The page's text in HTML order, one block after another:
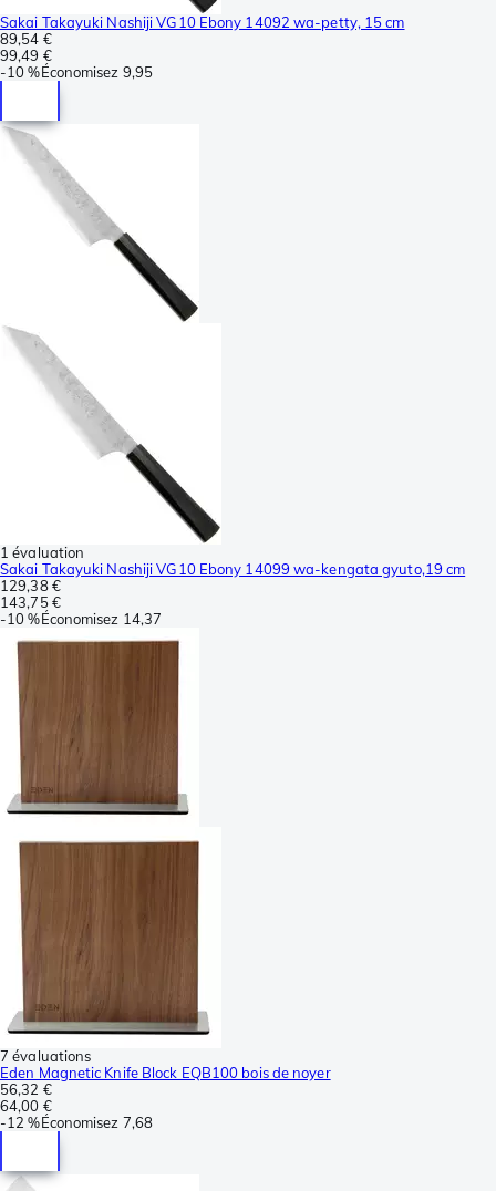
Sakai Takayuki Nashiji VG10 Ebony 14092 wa-petty, 15 cm
89,54 €
99,49 €
-10 %Économisez 9,95
1 évaluation
Sakai Takayuki Nashiji VG10 Ebony 14099 wa-kengata gyuto,19 cm
129,38 €
143,75 €
-10 %Économisez 14,37
7 évaluations
Eden Magnetic Knife Block EQB100 bois de noyer
56,32 €
64,00 €
-12 %Économisez 7,68